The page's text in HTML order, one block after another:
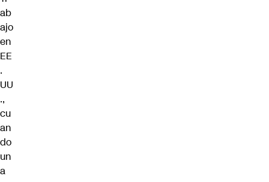
ab
ajo
en
EE
.
UU
.,
cu
an
do
un
a